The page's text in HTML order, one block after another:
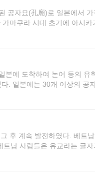
공자묘(孔廟)로 일본에서
마쿠라 시대 초기에 아시
본에 도착하여 논어 등의 유
. 일본에는 30개 이상의 공
하는 대로 공자묘와 학교를
후 계속 발전하였다. 베트
남 사람들은 유교라는 글
른다.